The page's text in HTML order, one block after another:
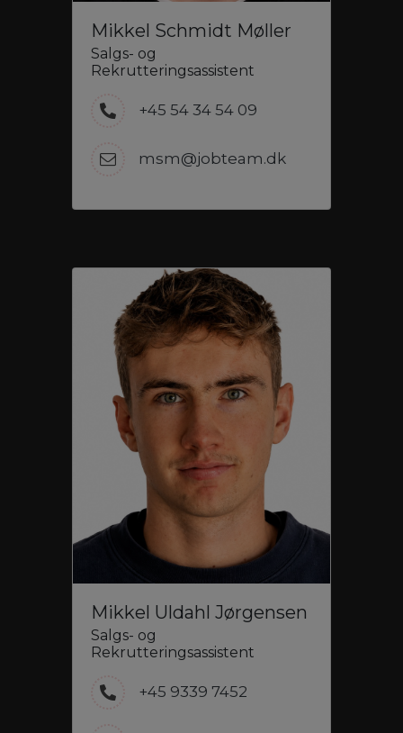
Mikkel Schmidt Møller
Salgs- og
Rekrutteringsassistent
+45 54 34 54 09
msm@jobteam.dk
Mikkel Uldahl Jørgensen
Salgs- og
Rekrutteringsassistent
+45 9339 7452